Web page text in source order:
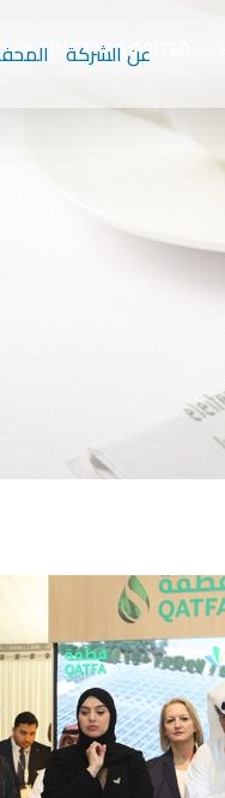
عن الشركة
UNCATEGORIZED